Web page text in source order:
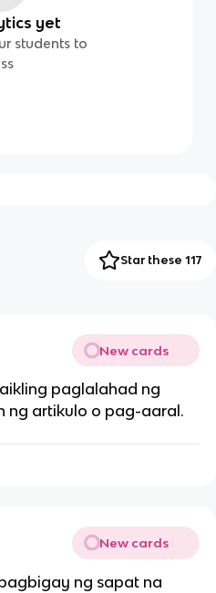
yet
students to
Star these 117
New cards
paglalahad ng
ng artikulo o pag-aaral.
New cards
ng sapat na